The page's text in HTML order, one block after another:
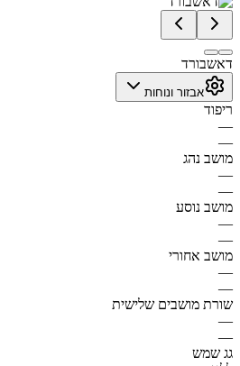
דאשבורד
אבזור ונוחות
ריפוד
—
—
מושב נהג
—
—
מושב נוסע
—
—
מושב אחורי
—
—
שורת מושבים שלישית
—
—
גג שמש